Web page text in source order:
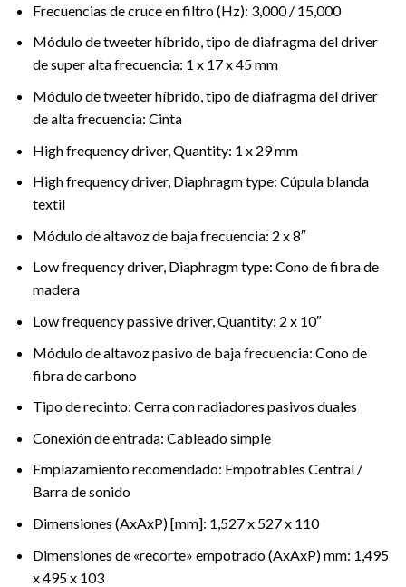
Frecuencias de cruce en filtro (Hz): 3,000 / 15,000
Módulo de tweeter híbrido, tipo de diafragma del driver
de super alta frecuencia: 1 x 17 x 45 mm
Módulo de tweeter híbrido, tipo de diafragma del driver
de alta frecuencia: Cinta
High frequency driver, Quantity: 1 x 29 mm
High frequency driver, Diaphragm type: Cúpula blanda
textil
Módulo de altavoz de baja frecuencia: 2 x 8″
Low frequency driver, Diaphragm type: Cono de fibra de
madera
Low frequency passive driver, Quantity: 2 x 10″
Módulo de altavoz pasivo de baja frecuencia: Cono de
fibra de carbono
Tipo de recinto: Cerra con radiadores pasivos duales
Conexión de entrada: Cableado simple
Emplazamiento recomendado: Empotrables Central /
Barra de sonido
Dimensiones (AxAxP) [mm]: 1,527 x 527 x 110
Dimensiones de «recorte» empotrado (AxAxP) mm: 1,495
x 495 x 103